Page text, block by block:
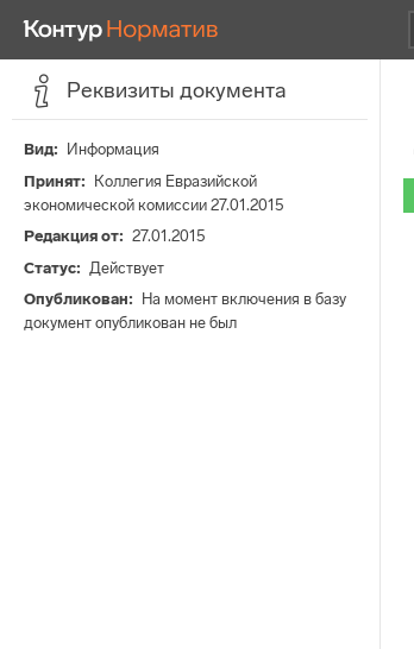
Реквизиты документа
Вид
Информация
Принят
Коллегия Евразийской
экономической комиссии 27.01.2015
Редакция от
27.01.2015
Статус
Действует
Опубликован
На момент включения в базу
документ опубликован не был